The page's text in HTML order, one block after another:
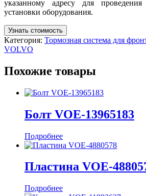
указанному адресу для
установки оборудования.
Узнать стоимость
Категория: Тормозная система для
VOLVO
Похожие товары
Болт VOE-13965183
Подробнее
Пластина VOE-
Подробнее